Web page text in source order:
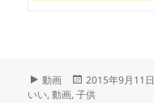
フ
ォ
動画
投
稿
2015年9月11日
いい,動画,子供